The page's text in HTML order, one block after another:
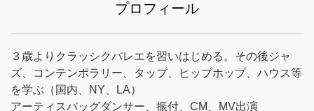
プロフィール
３歳よりクラッシクバレエを習いはじめる。その後ジャ
ズ、コンテンポラリー、タップ、ヒップホップ、ハウス等
を学ぶ（国内、NY、LA）
アーティスバッグダンサー、振付、CM、MV出演